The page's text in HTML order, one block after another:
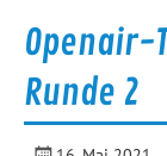
Openair-
Runde 2